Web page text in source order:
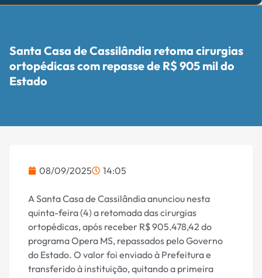
Santa Casa de Cassilândia retoma cirurgias
ortopédicas com repasse de R$ 905 mil do
Estado
08/09/2025 14:05
A Santa Casa de Cassilândia anunciou nesta
quinta-feira (4) a retomada das cirurgias
ortopédicas, após receber R$ 905.478,42 do
programa Opera MS, repassados pelo Governo
do Estado. O valor foi enviado à Prefeitura e
transferido à instituição, quitando a primeira